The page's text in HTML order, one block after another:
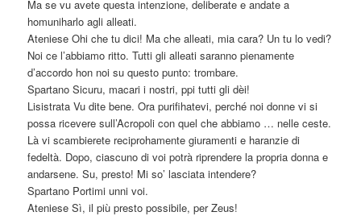
Ma se vu avete questa intenzione, deliberate e andate a
homuniharlo agli alleati.
Ateniese Ohi che tu dici! Ma che alleati, mia cara? Un tu lo vedi?
Noi ce l’abbiamo ritto. Tutti gli alleati saranno pienamente
d’accordo hon noi su questo punto: trombare.
Spartano Sicuru, macari i nostri, ppi tutti gli dèi!
Lisistrata Vu dite bene. Ora purifihatevi, perché noi donne vi si
possa ricevere sull’Acropoli con quel che abbiamo … nelle ceste.
Là vi scambierete reciprohamente giuramenti e haranzie di
fedeltà. Dopo, ciascuno di voi potrà riprendere la propria donna e
andarsene. Su, presto! Mi so’ lasciata intendere?
Spartano Portimi unni voi.
Ateniese Sì, il più presto possibile, per Zeus!